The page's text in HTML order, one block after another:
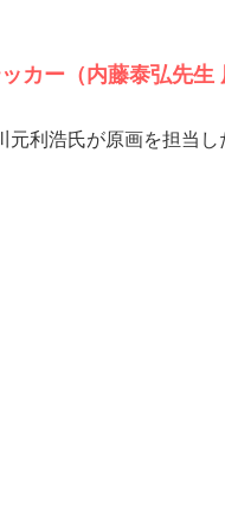
ー（内藤泰弘先生
利浩氏が原画を担当